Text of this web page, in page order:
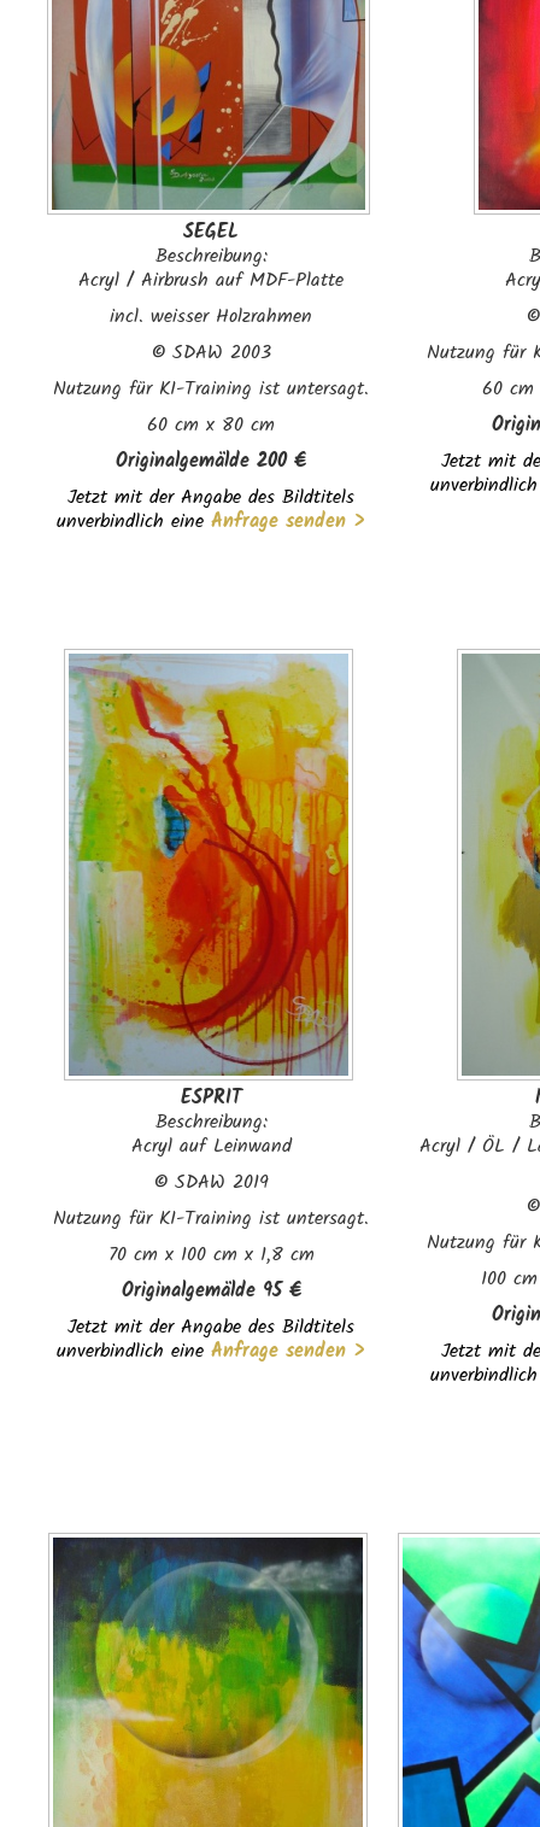
SEGEL
Beschreibung:
Acryl / Airbrush auf MDF-Platte
incl. weisser Holzrahmen
© SDAW 2003
Nutzung für KI-Training ist untersagt.
60 cm x 80 cm
Originalgemälde 200 €
Jetzt mit der Angabe des Bildtitels
unverbindlich eine Anfrage senden >
Nutzung für
60
Jetzt mit
ESPRIT
Beschreibung:
Acryl auf Leinwand
© SDAW 2019
Nutzung für KI-Training ist untersagt.
70 cm x 100 cm x 1,8 cm
Originalgemälde 95 €
Jetzt mit der Angabe des Bildtitels
unverbindlich eine Anfrage senden >
Acryl / ÖL /
Nutzung für
100
Jetzt mit